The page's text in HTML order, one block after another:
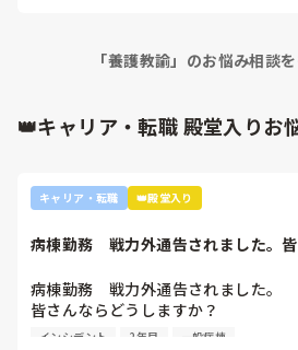
「養護教諭」のお悩み相談
👑キャリア・転職 殿堂入りお
キャリア・転職 👑殿堂入り
病棟勤務　戦力外通告されました。
病棟勤務　戦力外通告されました。
皆さんならどうしますか？
2年目です。1年目はゆるい部署にい
インシデント 2年目 一般病棟